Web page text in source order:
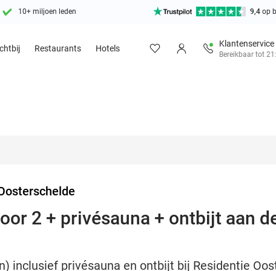
10+ miljoen leden 9,4 op
Restaurants Hotels
Klantenservice
Bereikbaar tot
2 + privésauna + ontbijt aan
inclusief privésauna en ontbijt bij Residentie